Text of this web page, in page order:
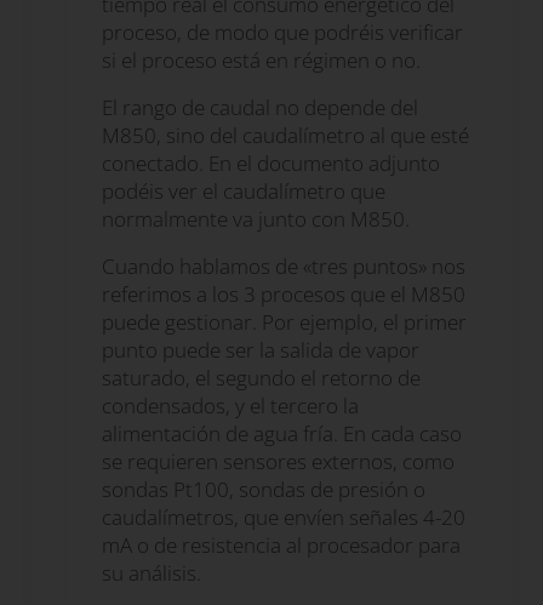
proceso, de modo que podréis verificar
si el proceso está en régimen o no.
El rango de caudal no depende del
M850, sino del caudalímetro al que esté
conectado. En el documento adjunto
podéis ver el caudalímetro que
normalmente va junto con M850.
Cuando hablamos de «tres puntos» nos
referimos a los 3 procesos que el M850
puede gestionar. Por ejemplo, el primer
punto puede ser la salida de vapor
saturado, el segundo el retorno de
condensados, y el tercero la
alimentación de agua fría. En cada caso
se requieren sensores externos, como
sondas Pt100, sondas de presión o
caudalímetros, que envíen señales 4-20
mA o de resistencia al procesador para
su análisis.